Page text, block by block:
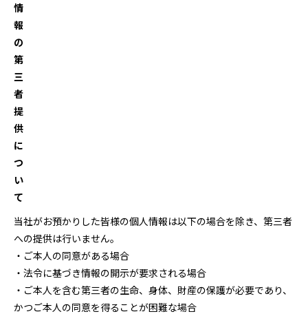
情
報
の
第
三
者
提
供
に
つ
い
て
当社がお預かりした皆様の個人情報は以下の場合を除き、第三者
への提供は行いません。
・ご本人の同意がある場合
・法令に基づき情報の開示が要求される場合
・ご本人を含む第三者の生命、身体、財産の保護が必要であり、
かつご本人の同意を得ることが困難な場合